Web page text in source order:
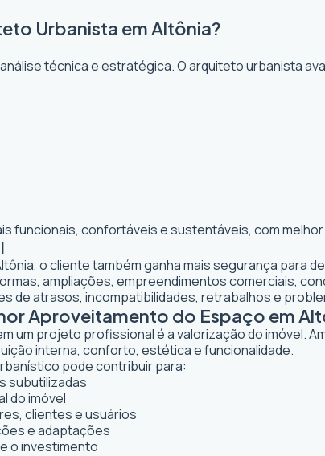
Urbanista em Altônia?
técnica e estratégica. O arquiteto urbanista
funcionais, confortáveis e sustentáveis, com
o cliente também ganha mais segurança para
ampliações, empreendimentos comerciais,
de atrasos, incompatibilidades, retrabalhos e
Aproveitamento do Espaço em
um projeto profissional é a valorização do imóvel.
interna, conforto, estética e funcionalidade.
pode contribuir para:
subutilizadas
do imóvel
clientes e usuários
e adaptações
o investimento